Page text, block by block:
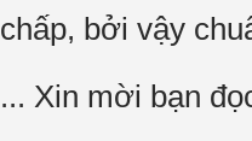
chấp, bởi vậy
... Xin mời bạn